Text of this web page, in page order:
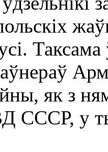
Таксама
як з
СССР, у